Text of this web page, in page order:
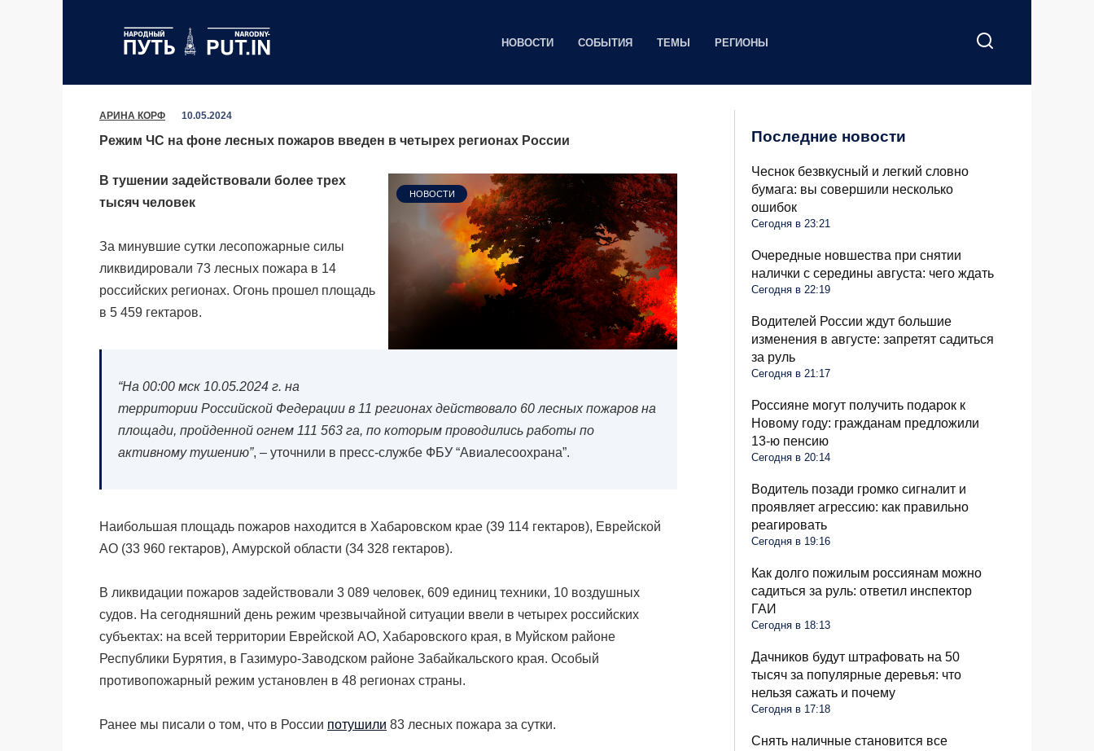
НОВОСТИ СОБЫТИЯ ТЕМЫ РЕГИОНЫ
АРИНА КОРФ 10.05.2024
Режим ЧС на фоне лесных пожаров введен в четырех регионах России
НОВОСТИ
В тушении задействовали более трех
тысяч человек
За минувшие сутки лесопожарные силы
ликвидировали 73 лесных пожара в 14
российских регионах. Огонь прошел площадь
в 5 459 гектаров.
“На 00:00 мск 10.05.2024 г. на
территории Российской Федерации в 11 регионах действовало 60 лесных пожаров на
площади, пройденной огнем 111 563 га, по которым проводились работы по
активному тушению”, – уточнили в пресс-службе ФБУ “Авиалесоохрана”.
Наибольшая площадь пожаров находится в Хабаровском крае (39 114 гектаров), Еврейской
АО (33 960 гектаров), Амурской области (34 328 гектаров).
В ликвидации пожаров задействовали 3 089 человек, 609 единиц техники, 10 воздушных
судов. На сегодняшний день режим чрезвычайной ситуации ввели в четырех российских
субъектах: на всей территории Еврейской АО, Хабаровского края, в Муйском районе
Республики Бурятия, в Газимуро-Заводском районе Забайкальского края. Особый
противопожарный режим установлен в 48 регионах страны.
Ранее мы писали о том, что в России потушили 83 лесных пожара за сутки.
Последние новости
Чеснок безвкусный и легкий словно
бумага: вы совершили несколько
ошибок
Сегодня в 23:21
Очередные новшества при снятии
налички с середины августа: чего ждать
Сегодня в 22:19
Водителей России ждут большие
изменения в августе: запретят садиться
за руль
Сегодня в 21:17
Россияне могут получить подарок к
Новому году: гражданам предложили
13-ю пенсию
Сегодня в 20:14
Водитель позади громко сигналит и
проявляет агрессию: как правильно
реагировать
Сегодня в 19:16
Как долго пожилым россиянам можно
садиться за руль: ответил инспектор
ГАИ
Сегодня в 18:13
Дачников будут штрафовать на 50
тысяч за популярные деревья: что
нельзя сажать и почему
Сегодня в 17:18
Снять наличные становится все